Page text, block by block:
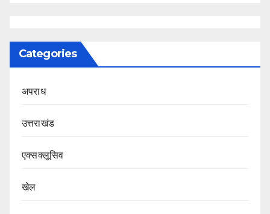
Categories
अपराध
उत्तराखंड
एक्सक्लूसिव
खेल